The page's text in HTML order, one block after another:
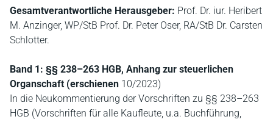
Gesamtverantwortliche Herausgeber: Prof. Dr. iur. Heribert
M. Anzinger, WP/StB Prof. Dr. Peter Oser, RA/StB Dr. Carsten
Schlotter.
Band 1: §§ 238–263 HGB, Anhang zur steuerlichen
Organschaft (erschienen 10/2023)
In die Neukommentierung der Vorschriften zu §§ 238–263
HGB (Vorschriften für alle Kaufleute, u.a. Buchführung,